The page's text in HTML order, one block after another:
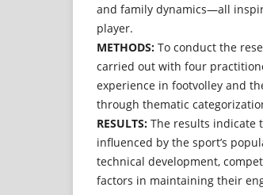
and family dynamics—all
player.
METHODS: To conduct the
carried out with four
experience in footvolley and
through thematic
RESULTS: The results indicate
influenced by the sport’s
technical development,
factors in maintaining their